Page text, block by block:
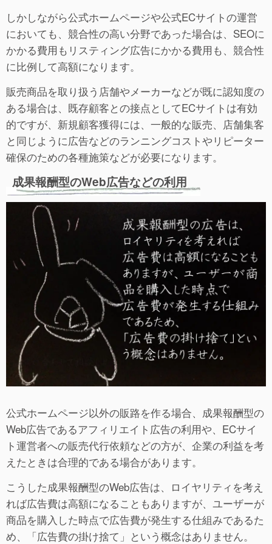
しかしながら公式ホームページや公式ECサイトの運営
においても、競合性の高い分野であった場合は、SEOに
かかる費用もリスティング広告にかかる費用も、競合性
に比例して高額になります。
販売商品を取り扱う店舗やメーカーなどが既に認知度の
ある場合は、既存顧客との接点としてECサイトは有効
的ですが、新規顧客獲得には、一般的な販売、店舗集客
と同じように広告などのランニングコストやリピーター
確保のための各種施策などが必要になります。
成果報酬型のWeb広告などの利用
公式ホームページ以外の販路を作る場合、成果報酬型の
Web広告であるアフィリエイト広告の利用や、ECサイ
ト運営者への販売代行依頼などの方が、企業の利益を考
えたときは合理的である場合があります。
こうした成果報酬型のWeb広告は、ロイヤリティを考え
れば広告費は高額になることもありますが、ユーザーが
商品を購入した時点で広告費が発生する仕組みであるた
め、「広告費の掛け捨て」という概念はありません。